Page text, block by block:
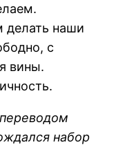
делать наши
с
вины.
набор